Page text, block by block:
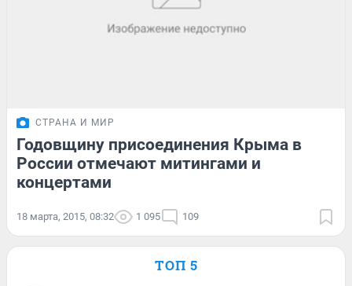
СТРАНА И МИР
Годовщину присоединения Крыма в
России отмечают митингами и
концертами
18 марта, 2015, 08:32 1 095 109
ТОП 5